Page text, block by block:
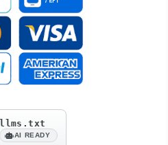
llms.txt
AI READY